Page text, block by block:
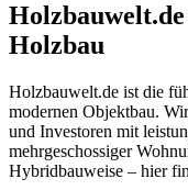
Holzbauwelt.de
Holzbau
Holzbauwelt.de ist die
modernen Objektbau.
und Investoren mit
mehrgeschossiger
Hybridbauweise – hier